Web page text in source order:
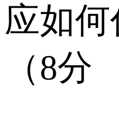
应如何
（8分